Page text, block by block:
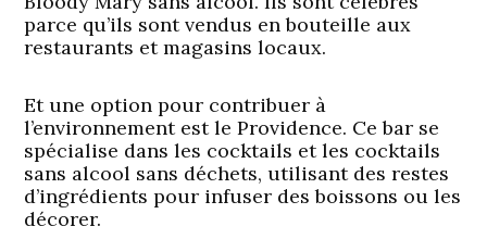
parce qu’ils sont vendus en bouteille aux
restaurants et magasins locaux.
Et une option pour contribuer à
l’environnement est leProvidence. Ce bar se
spécialise dans les cocktails et les cocktails
sans alcool sans déchets, utilisant des restes
d’ingrédients pour infuser des boissons ou les
décorer.